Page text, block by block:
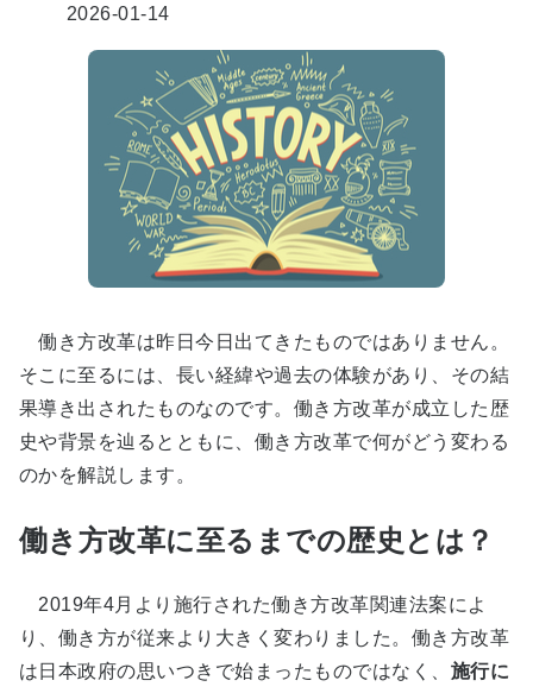
2026-01-14
働き方改革は昨日今日出てきたものではありません。
そこに至るには、長い経緯や過去の体験があり、その結
果導き出されたものなのです。働き方改革が成立した歴
史や背景を辿るとともに、働き方改革で何がどう変わる
のかを解説します。
働き方改革に至るまでの歴史とは？
2019年4月より施行された働き方改革関連法案によ
り、働き方が従来より大きく変わりました。働き方改革
は日本政府の思いつきで始まったものではなく、 施行に